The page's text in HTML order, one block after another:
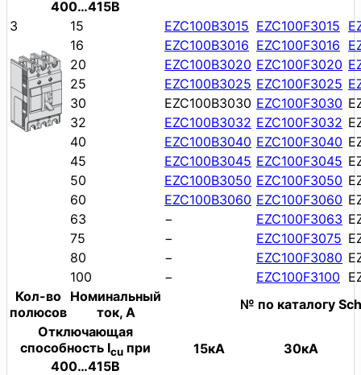
400…415В
3
15 EZC100B3015 EZC100F3015
16
EZC100B3016 EZC100F3016
20
EZC100B3020 EZC100F3020
25
EZC100B3025 EZC100F3025
30
EZC100B3030 EZC100F3030
32
EZC100B3032 EZC100F3032
40
EZC100B3040 EZC100F3040
45
EZC100B3045 EZC100F3045
50
EZC100B3050 EZC100F3050
60
EZC100B3060 EZC100F3060
63
− EZC100F3063
75
− EZC100F3075
80
− EZC100F3080
100
− EZC100F3100
Кол-во
полюсов
Номинальный
ток, А
№ по каталогу
Отключающая
способность Icu при
400…415В
15кА 30кА